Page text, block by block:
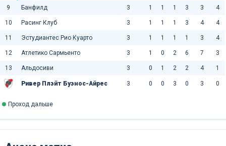
9 Банфилд 3 1 1 1 3 3 4
10 Расинг Клуб 3 1 1 1 3 4 4
11 Эстудиантес Рио Куарто 3 1 1 1 1 3 4
12 Атлетико Сармьенто 3 1 0 2 6 7 3
13 Альдосиви 3 0 1 2 2 4 1
Ривер Плэйт Буэнос-Айрес 3 0 0 3 0 3 0
Проход дальше